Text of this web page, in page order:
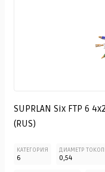
SUPRLAN Six FTP 6
(RUS)
КАТЕГОРИЯ
6
ДИАМЕТР
0,54